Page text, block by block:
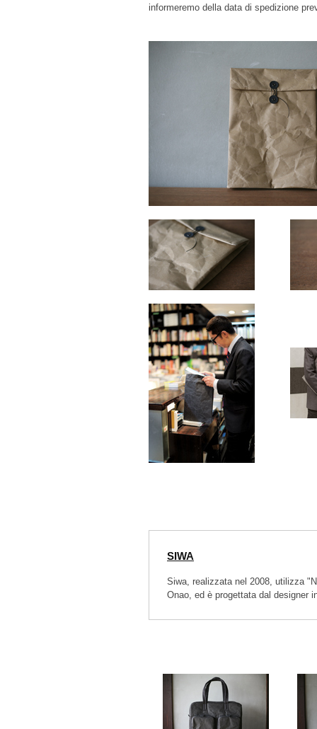
informeremo della data di spedizione
SIWA
Siwa, realizzata nel 2008, utilizza
Onao, ed è progettata dal designer